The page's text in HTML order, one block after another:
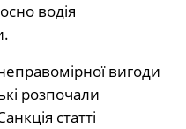
водія
вигоди
розпочали
статті